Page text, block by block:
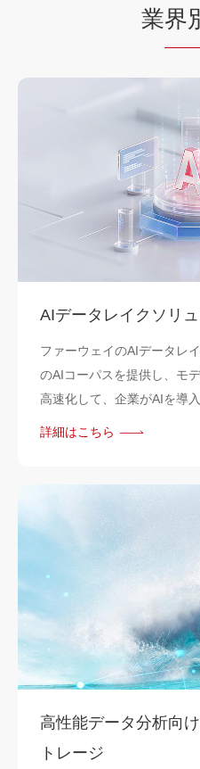
業界
AIデータレイクソリ
ファーウェイのAIデータレ
のAIコーパスを提供し、モ
高速化して、企業がAIを導
詳細はこちら
高性能データ分析向
トレージ